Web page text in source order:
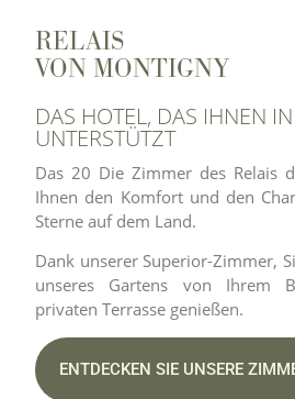
siehe Menü
RELAIS
VON MONTIGNY
DAS HOTEL, DAS IHNEN
UNTERSTÜTZT
Das 20 Die Zimmer des Relais
Ihnen den Komfort und den
Sterne auf dem Land.
Dank unserer Superior-Zimmer,
unseres Gartens von Ihrem
privaten Terrasse genießen.
ENTDECKEN SIE UNSERE